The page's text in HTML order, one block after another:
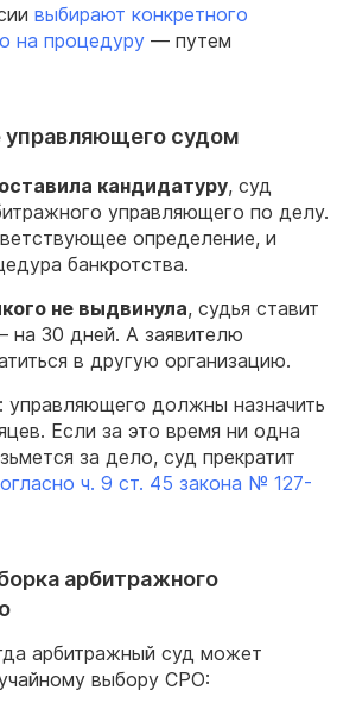
выбирают конкретного
на процедуру — путем
судом
кандидатуру, суд
управляющего по делу.
определение, и
банкротства.
не выдвинула, судья ставит
на 30 дней. А заявителю
в другую организацию.
должны назначить
Если за это время ни одна
за дело, суд прекратит
ч. 9 ст. 45 закона № 127-
арбитражного
арбитражный суд может
выбору СРО: